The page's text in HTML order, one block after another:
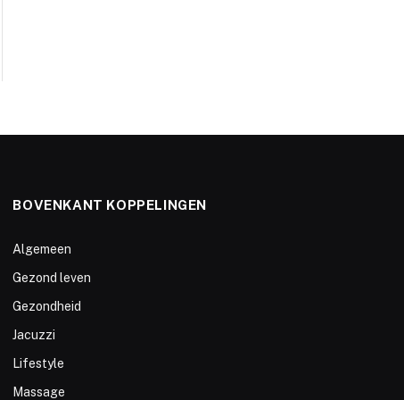
BOVENKANT KOPPELINGEN
Algemeen
Gezond leven
Gezondheid
Jacuzzi
Lifestyle
Massage